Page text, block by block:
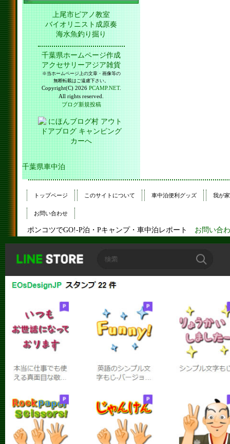
上尾市ピアノ教室
バイオリニスト成原奏
海水魚釣り掘り
千葉県ホームページ作成
アクセサリーアジア雑貨
※当ホームページ上の文章・画像等の
無断転載はご遠慮下さい。
Copyright(C) 2026 PCAMP.NET.
All rights reserved.
ブログ新規投稿
千葉県車中泊
トップページ このサイトについて 車中泊便利グッズ 我が
お問い合わせ
ポンコツでGO!-P泊・Pキャンプ・車中泊レポート お問い合